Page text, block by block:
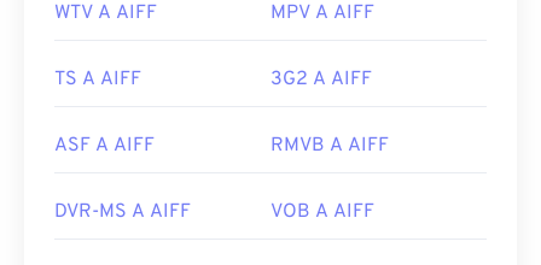
WTV A AIFF MPV A AIFF
TS A AIFF 3G2 A AIFF
ASF A AIFF RMVB A AIFF
DVR-MS A AIFF VOB A AIFF